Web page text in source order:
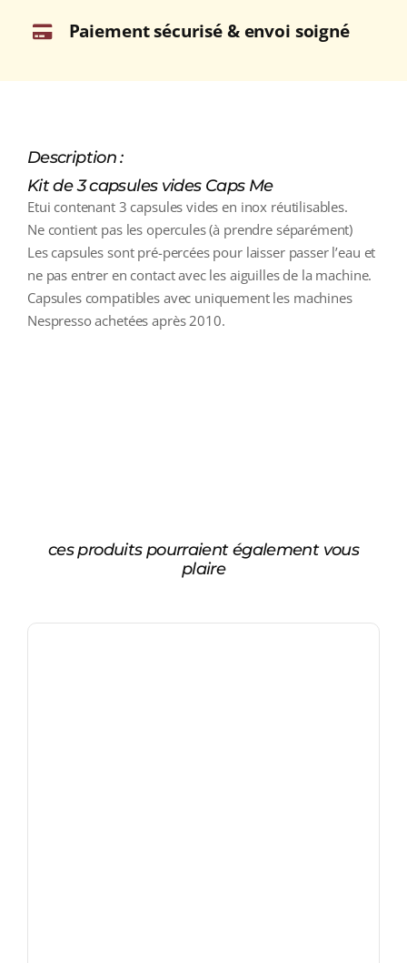
Paiement sécurisé & envoi soigné
Description :
Kit de 3 capsules vides Caps Me
Etui contenant 3 capsules vides en inox réutilisables.
Ne contient pas les opercules (à prendre séparément)
Les capsules sont pré-percées pour laisser passer l’eau et
ne pas entrer en contact avec les aiguilles de la machine.
Capsules compatibles avec uniquement les machines
Nespresso achetées après 2010.
ces produits pourraient également vous
plaire